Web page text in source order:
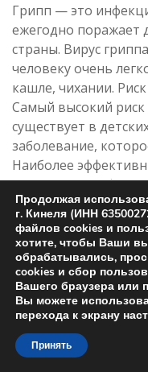
Грипп — это
ежегодно поражает
страны. Вирус
человеку очень
кашле, чихании.
Самый высокий
существует в
заболевание,
Наиболее
средством
современные
вакцины,
нужное время,
до 80% детей и
человек и
тяжёлых
протекает гораздо
Продолжая
г. Кинеля (ИНН
файлов cookies и
хотите, чтобы Ваши
обрабатывались,
cookies и сбор
Вашего браузера или
Вы можете
перехода к экрану
Принять